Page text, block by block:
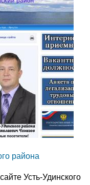
района
Усть-Удинского